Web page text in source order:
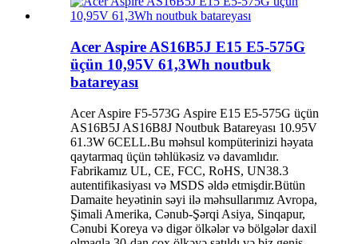
Acer Aspire AS16B5J E15 E5-575G
üçün 10,95V 61,3Wh noutbuk
batareyası
Acer Aspire F5-573G Aspire E15 E5-575G üçün
AS16B5J AS16B8J Noutbuk Batareyası 10.95V
61.3W 6CELL.Bu məhsul kompüterinizi həyata
qaytarmaq üçün təhlükəsiz və davamlıdır.
Fabrikamız UL, CE, FCC, RoHS, UN38.3
autentifikasiyası və MSDS əldə etmişdir.Bütün
Damaite heyətinin səyi ilə məhsullarımız Avropa,
Şimali Amerika, Cənub-Şərqi Asiya, Sinqapur,
Cənubi Koreya və digər ölkələr və bölgələr daxil